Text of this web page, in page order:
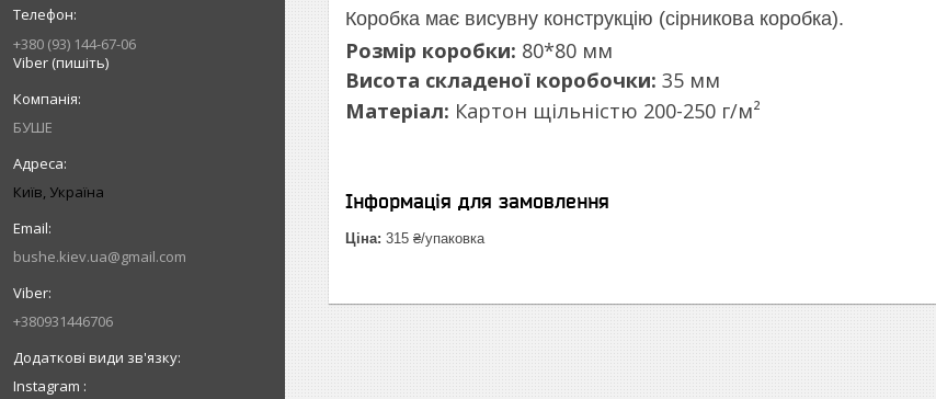
+380 (93) 144-67-06
Viber (пишіть)
БУШЕ
Київ, Україна
bushe.kiev.ua@gmail.com
+380931446706
Instagram
Коробка має висувну конструкцію (сірникова коробка).
Розмір коробки: 80*80 мм
Висота складеної коробочки: 35 мм
Матеріал: Картон щільністю 200-250 г/м²
Інформація для замовлення
Ціна: 315 ₴/упаковка